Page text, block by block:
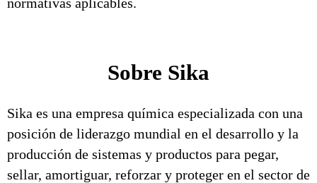
Sobre Sika
Sika es una empresa química especializada con una
posición de liderazgo mundial en el desarrollo y la
producción de sistemas y productos para pegar,
sellar, amortiguar, reforzar y proteger en el sector de